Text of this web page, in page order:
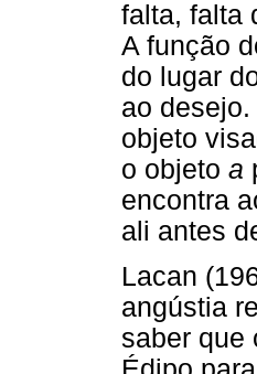
falta, falta
A função
do lugar
ao
objeto
o objeto a
encontra
ali antes
Lacan
angústia
saber que